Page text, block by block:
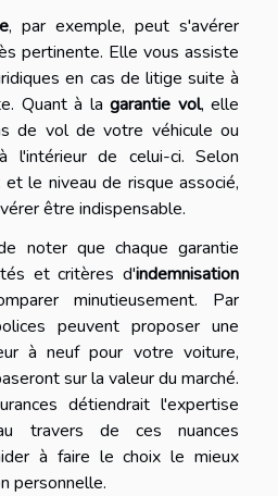
, par exemple, peut s'avérer
pertinente. Elle vous assiste
en cas de litige suite à
Quant à la garantie vol, elle
de vol de votre véhicule ou
l'intérieur de celui-ci. Selon
le niveau de risque associé,
être indispensable.
noter que chaque garantie
et critères d'indemnisation
minutieusement. Par
peuvent proposer une
à neuf pour votre voiture,
sur la valeur du marché.
détiendrait l'expertise
travers de ces nuances
à faire le choix le mieux
personnelle.